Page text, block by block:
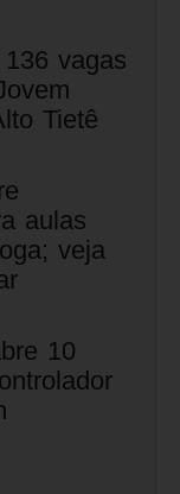
vagas
Tietê
aulas
veja
10